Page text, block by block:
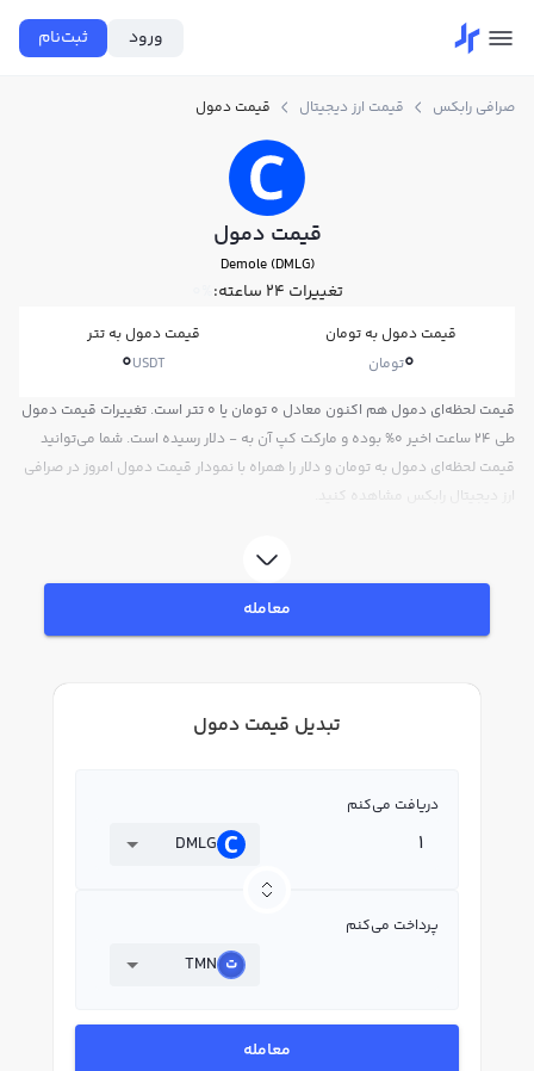
ورود ثبت‌نام
صرافی رابکس قیمت ارز دیجیتال قیمت دمول
قیمت دمول
Demole (DMLG)
تغییرات ۲۴ ساعته: 0%
قیمت دمول به تومان
0تومان
قیمت دمول به تتر
0USDT
قیمت لحظه‌ای دمول هم اکنون معادل 0 تومان یا 0 تتر است. تغییرات قیمت دمول
طی 24 ساعت اخیر 0% بوده و مارکت کپ آن به - دلار رسیده است. شما می‌توانید
قیمت لحظه‌ای دمول به تومان و دلار را همراه با نمودار قیمت دمول امروز در صرافی
ارز دیجیتال رابکس مشاهده کنید.
معامله
تبدیل قیمت دمول
دریافت می‌کنم
DMLG
پرداخت می‌کنم
TMN
معامله